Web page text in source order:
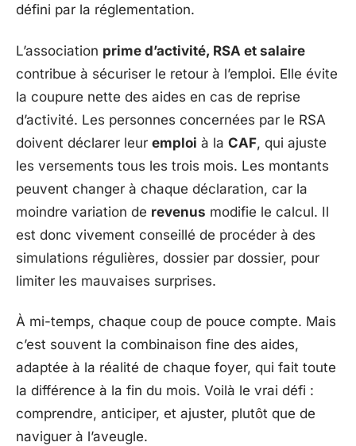
défini par la réglementation.
L’association prime d’activité, RSA et salaire
contribue à sécuriser le retour à l’emploi. Elle évite
la coupure nette des aides en cas de reprise
d’activité. Les personnes concernées par le RSA
doivent déclarer leur emploi à la CAF, qui ajuste
les versements tous les trois mois. Les montants
peuvent changer à chaque déclaration, car la
moindre variation de revenus modifie le calcul. Il
est donc vivement conseillé de procéder à des
simulations régulières, dossier par dossier, pour
limiter les mauvaises surprises.
À mi-temps, chaque coup de pouce compte. Mais
c’est souvent la combinaison fine des aides,
adaptée à la réalité de chaque foyer, qui fait toute
la différence à la fin du mois. Voilà le vrai défi :
comprendre, anticiper, et ajuster, plutôt que de
naviguer à l’aveugle.